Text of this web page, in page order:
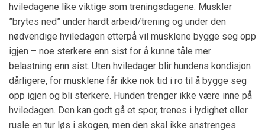
hviledagene like viktige som treningsdagene. Muskler
”brytes ned” under hardt arbeid/trening og under den
nødvendige hviledagen etterpå vil musklene bygge seg opp
igjen – noe sterkere enn sist for å kunne tåle mer
belastning enn sist. Uten hviledager blir hundens kondisjon
dårligere, for musklene får ikke nok tid i ro til å bygge seg
opp igjen og bli sterkere. Hunden trenger ikke være inne på
hviledagen. Den kan godt gå et spor, trenes i lydighet eller
rusle en tur løs i skogen, men den skal ikke anstrenges